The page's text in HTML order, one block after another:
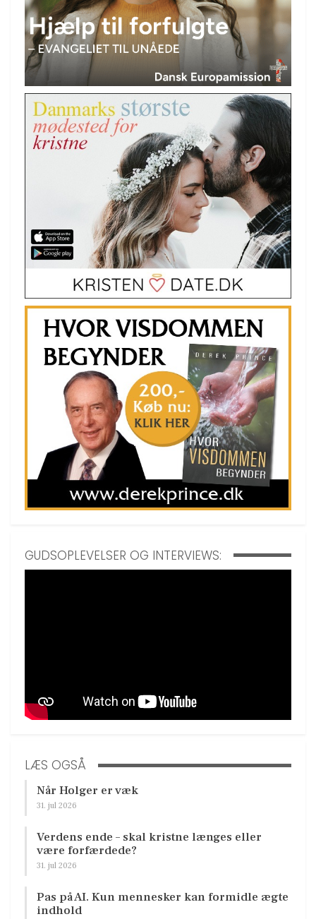
GUDSOPLEVELSER OG INTERVIEWS:
LÆS OGSÅ
Når Holger er væk
31. jul 2026
Verdens ende – skal kristne længes eller
være forfærdede?
31. jul 2026
Pas på AI. Kun mennesker kan formidle ægte
indhold